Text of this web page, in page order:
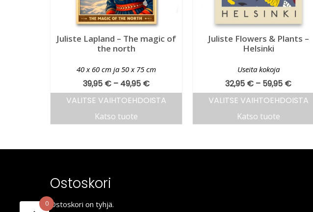
Juliste Lapland – The magic of
the north
40 x 60 cm ja 50 x 75 cm
39,95 € – 49,95 €
VALITSE VAIHTOEHDOISTA
Katso tuote
Juliste Flowers & Plants –
Helsinki
Useita kokoja
32,95 € – 59,95 €
VALITSE VAIHTOEHDOISTA
Katso tuote
Ostoskori
Ostoskori on tyhjä.
0